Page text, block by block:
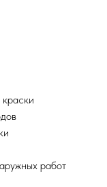
работ